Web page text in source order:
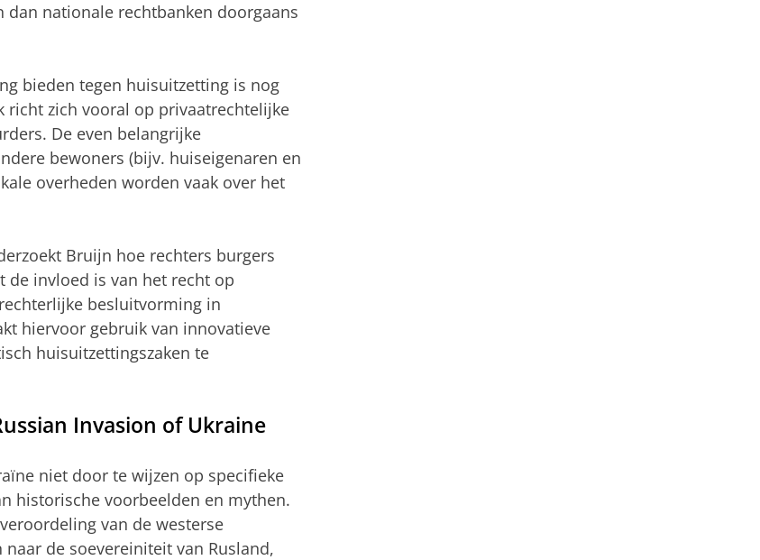
nationale rechtbanken doorgaans
bieden tegen huisuitzetting is nog
richt zich vooral op privaatrechtelijke
De even belangrijke
bewoners (bijv. huiseigenaren en
overheden worden vaak over het
Bruijn hoe rechters burgers
de invloed is van het recht op
besluitvorming in
hiervoor gebruik van innovatieve
huisuitzettingszaken te
Invasion of Ukraine
niet door te wijzen op specifieke
historische voorbeelden en mythen.
van de westerse
de soevereiniteit van Rusland,